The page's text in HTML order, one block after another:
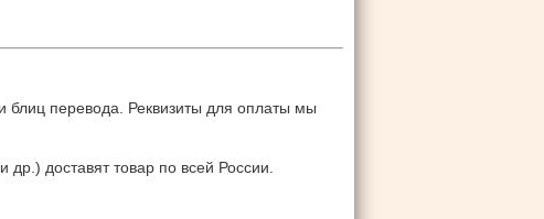
блиц перевода. Реквизиты для оплаты мы
доставят товар по всей России.